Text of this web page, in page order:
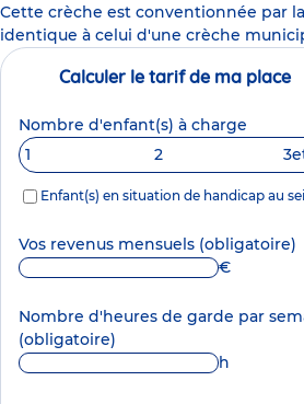
Cette crèche est conventionnée par
identique à celui d'une crèche
Calculer le tarif de ma place
Nombre d'enfant(s) à charge
1
2 3
Enfant(s) en situation de handicap au
Vos revenus mensuels (obligatoire)
€
Nombre d'heures de garde par
(obligatoire)
h